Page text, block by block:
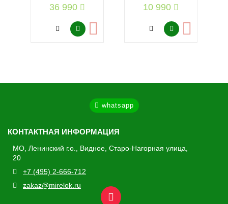
36 990 10 990
whatsapp
КОНТАКТНАЯ ИНФОРМАЦИЯ
МО, Ленинский г.о., Видное, Старо-Нагорная улица,
20
+7 (495) 2-666-712
zakaz@mirelok.ru